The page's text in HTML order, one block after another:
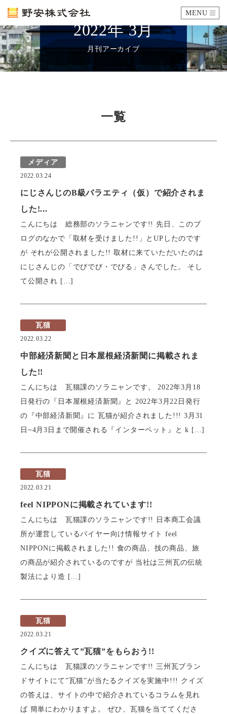
MENU
カタログ
企業情報
採用情報
エントリーフォーム 先輩社員の声
瓦猫
開発ストーリー 商品情報 Kawara Collaboration
2022年 3月
月刊アーカイブ
一覧
メディア
2022.03.24
にじさんじのB級バラエティ（仮）で紹介されま
した!...
こんにちは 総務部のソラニャンです!! 先日、このブ
ログのなかで「取材を受けました!!」とUPしたのです
が それが公開されました!! 取材に来ていただいたのは
にじさんじの「でびでび・でびる」さんでした。 そし
て公開され […]
瓦猫
2022.03.22
中部経済新聞と日本屋根経済新聞に掲載されま
した!!
こんにちは 瓦猫課のソラニャンです。 2022年3月18
日発行の『日本屋根経済新聞』と 2022年3月22日発行
の『中部経済新聞』に 瓦猫が紹介されました!!! 3月31
日~4月3日まで開催される『インターペット』と k […]
瓦猫
2022.03.21
feel NIPPONに掲載されています!!
こんにちは 瓦猫課のソラニャンです!! 日本商工会議
所が運営しているバイヤー向け情報サイト feel
NIPPONに掲載されました!! 食の商品、技の商品、旅
の商品が紹介されているのですが 当社は三州瓦の伝統
製法により造 […]
瓦猫
2022.03.21
クイズに答えて”瓦猫”をもらおう!!
こんにちは 瓦猫課のソラニャンです!! 三州瓦ブラン
ドサイトにて”瓦猫”が当たるクイズを実施中!!! クイズ
の答えは、サイトの中で紹介されているコラムを見れ
ば 簡単にわかりますよ。 ぜひ、瓦猫を当ててくださ